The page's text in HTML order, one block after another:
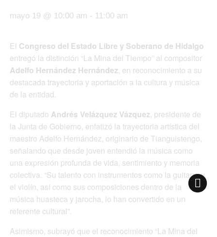
mayo 19 @ 10:00 am - 11:00 am
El Congreso del Estado Libre y Soberano de Hidalgo
entregó la distinción “La Mina del Tiempo” al compositor
Adelfo Hernández Hernández, en reconocimiento a su
destacada trayectoria y aportación a la cultura y música
de la entidad.
El diputado Andrés Velázquez Vázquez, presidente de
la Junta de Gobierno, enfatizó la trayectoria artística del
maestro Adelfo Hernández, originario de Tianguistengo,
señalando que desde joven entendió la música como
una expresión profunda de vida, sentimiento y memoria
colectiva. “Su talento con instrumentos como la guitarra y
el violín, así como sus composiciones dentro de la
música huasteca y jarocha, lo han convertido en un
referente cultural”.
Asimismo, subrayó que el reconocimiento “La Mina del